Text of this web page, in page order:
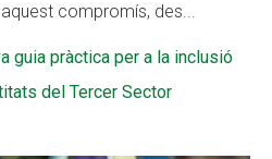
compromís, des...
guia pràctica per a la inclusió
del Tercer Sector